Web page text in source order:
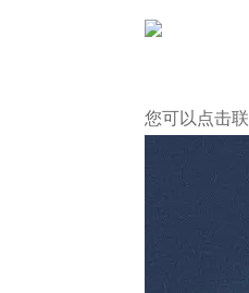
您可以点击